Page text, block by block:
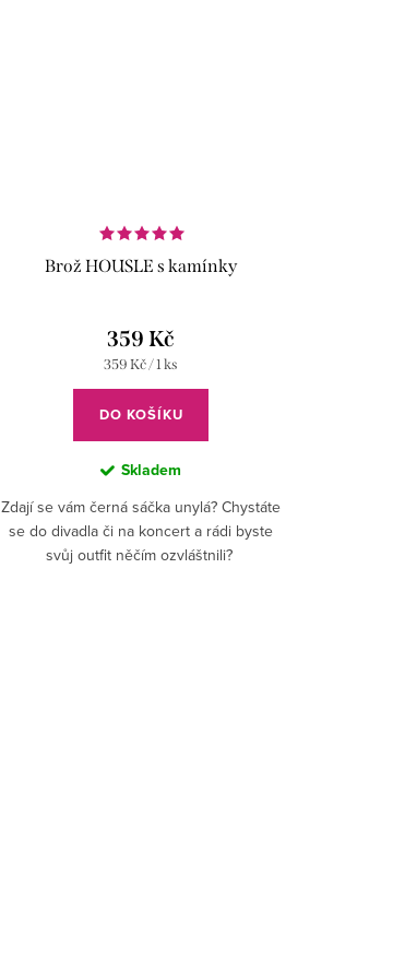
Brož HOUSLE s kamínky
359 Kč
Měrná
359 Kč / 1 ks
DO KOŠÍKU
Skladem
Zdají se vám černá sáčka unylá? Chystáte
se do divadla či na koncert a rádi byste
svůj outfit něčím ozvláštnili?